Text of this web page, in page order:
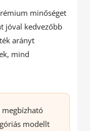
minőséget
jóval kedvezőbb
arányt
mind
megbízható
modellt